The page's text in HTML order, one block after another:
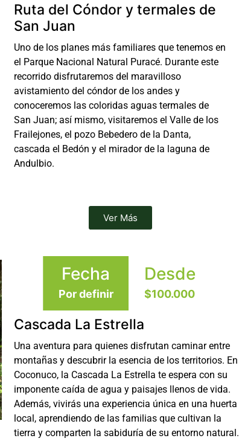
Ruta del Cóndor y termales de
San Juan
Uno de los planes más familiares que tenemos en
el Parque Nacional Natural Puracé. Durante este
recorrido disfrutaremos del maravilloso
avistamiento del cóndor de los andes y
conoceremos las coloridas aguas termales de
San Juan; así mismo, visitaremos el Valle de los
Frailejones, el pozo Bebedero de la Danta,
cascada el Bedón y el mirador de la laguna de
Andulbio.
Ver Más
Fecha
Por definir
Desde
$100.000
Cascada La Estrella
Una aventura para quienes disfrutan caminar entre
montañas y descubrir la esencia de los territorios. En
Coconuco, la Cascada La Estrella te espera con su
imponente caída de agua y paisajes llenos de vida.
Además, vivirás una experiencia única en una huerta
local, aprendiendo de las familias que cultivan la
tierra y comparten la sabiduría de su entorno natural.